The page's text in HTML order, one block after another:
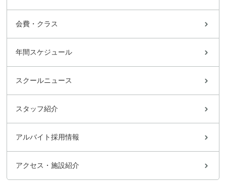
会費・クラス
年間スケジュール
スクールニュース
スタッフ紹介
アルバイト採用情報
アクセス・施設紹介